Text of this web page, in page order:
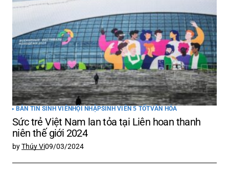
BẢN TIN SINH VIÊN HỘI NHẬPSINH VIÊN 5 TỐTVĂN HÓA
Sức trẻ Việt Nam lan tỏa tại Liên hoan thanh
niên thế giới 2024
byThúy Vi09/03/2024